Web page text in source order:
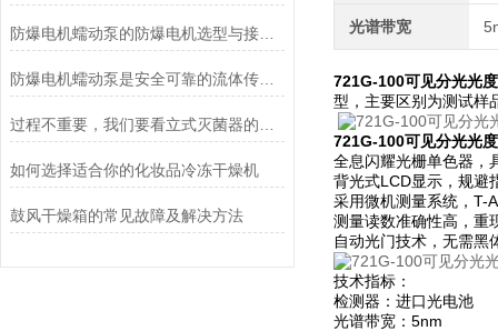
防爆电机蠕动泵的防爆电机选型与接线要求
防爆电机蠕动泵是安全可靠的流体传送解决方案
如何选择适合你的化妆品冷冻干燥机
鼓风干燥箱的常见故障及解决方法
光谱带宽
721G-100可见分光光
型，主要区别为测试样
721G-100可见分光光
全息闪耀光栅单色器，
背光式LCD显示，规避
采用微机测量系统，T-
测量读数准确性高，重
自动光门技术，无需黑
技术指标：
检测器：进口光电池
光谱带宽：5nm